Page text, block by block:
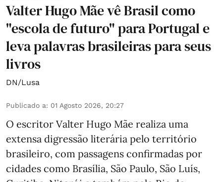
Valter Hugo Mãe vê Brasil como
"escola de futuro" para Portugal e
leva palavras brasileiras para seus
livros
DN/Lusa
Publicado a: 01 Agosto 2026, 20:27
O escritor Valter Hugo Mãe realiza uma
extensa digressão literária pelo território
brasileiro, com passagens confirmadas por
cidades como Brasília, São Paulo, São Luís,